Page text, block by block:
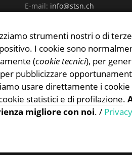
E-mail: info@stsn.ch
Privacy & Cookies Policy
strumenti nostri o di
I cookie sono
(cookie tecnici), per
pubblicizzare
usare direttamente i cookie
statistici e di profilazione.
migliore con noi. /